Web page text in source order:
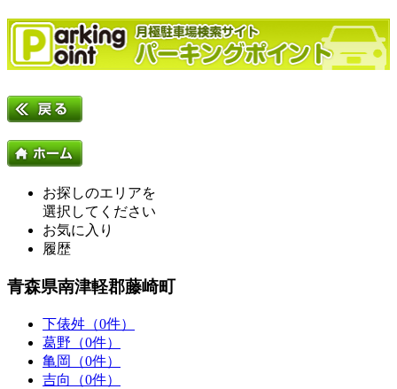
お探しのエリアを
選択してください
お気に入り
履歴
青森県南津軽郡藤崎町
下俵舛（0件）
葛野（0件）
亀岡（0件）
吉向（0件）